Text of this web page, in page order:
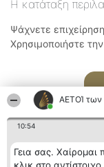
ΑΕΤΟΊ
10:54
Γεια σας.
Η κατάταξη
Ψάχνετε
Χρησιμοποιήστε